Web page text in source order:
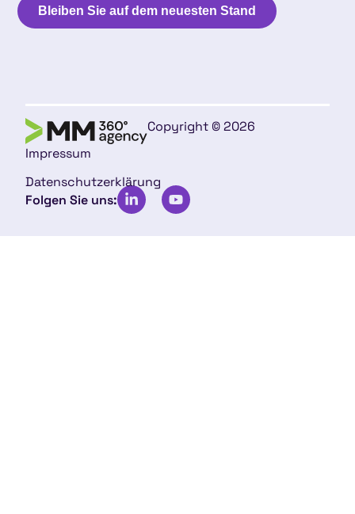
Bleiben Sie auf dem neuesten Stand
Copyright © 2026
Impressum
Datenschutzerklärung
Folgen Sie uns: